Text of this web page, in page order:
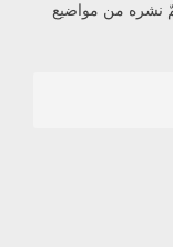
نشره من مواضيع